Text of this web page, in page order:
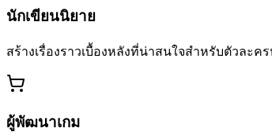
นักเขียนนิยาย
สร้างเรื่องราวเบื้องหลังที่น่าสนใจสำหรับตัวละ
ผู้พัฒนาเกม